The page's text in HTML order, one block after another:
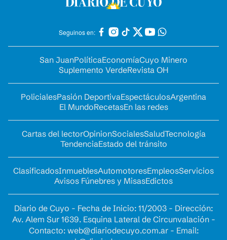
Seguinos en:
San JuanPolíticaEconomíaCuyo Minero
Suplemento VerdeRevista OH
PolicialesPasión DeportivaEspectáculosArgentina
El MundoRecetasEn las redes
Cartas del lectorOpinionSocialesSaludTecnología
TendenciaEstado del tránsito
ClasificadosInmueblesAutomotoresEmpleosServicios
Avisos Fúnebres y MisasEdictos
Diario de Cuyo - Fecha de Inicio: 11/2003 - Dirección:
Av. Alem Sur 1639. Esquina Lateral de Circunvalación -
Contacto: web@diariodecuyo.com.ar- Email: